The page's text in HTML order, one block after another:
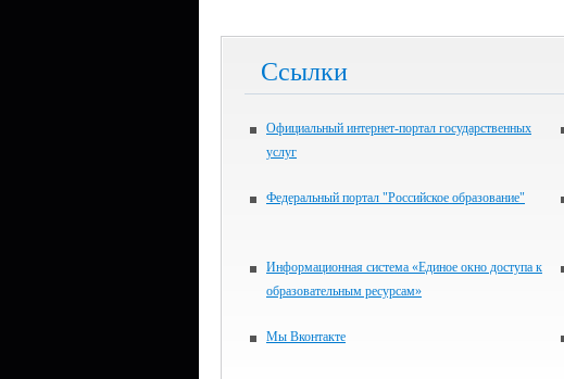
Ссылки
Официальный интернет-портал государственных
услуг
Федеральный портал "Российское образование"
Информационная система «Единое окно доступа к
образовательным ресурсам»
Мы Вконтакте